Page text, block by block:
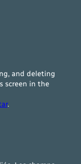
and deleting
screen in the
.